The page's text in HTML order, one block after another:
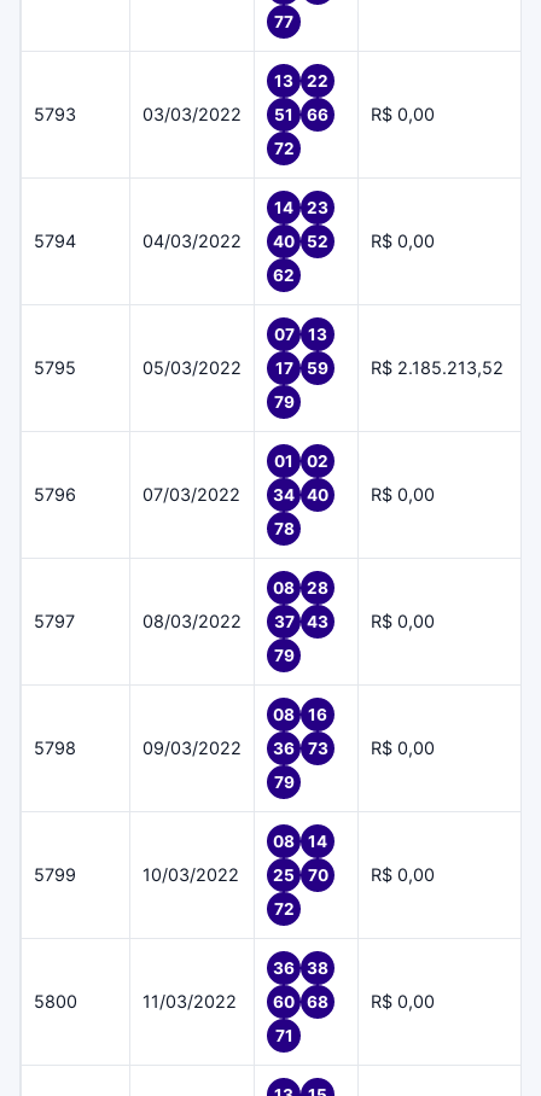
77
5793 03/03/2022
13
22
51
66
72
R$ 0,00
5794 04/03/2022
14
23
40
52
62
R$ 0,00
5795 05/03/2022
07
13
17
59
79
R$ 2.185.213,52
5796 07/03/2022
01
02
34
40
78
R$ 0,00
5797 08/03/2022
08
28
37
43
79
R$ 0,00
5798 09/03/2022
08
16
36
73
79
R$ 0,00
5799 10/03/2022
08
14
25
70
72
R$ 0,00
5800 11/03/2022
36
38
60
68
71
R$ 0,00